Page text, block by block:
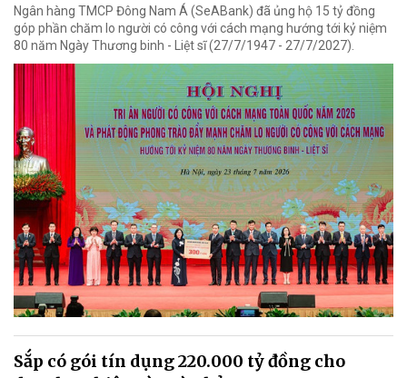
Ngân hàng TMCP Đông Nam Á (SeABank) đã ủng hộ 15 tỷ đồng
góp phần chăm lo người có công với cách mạng hướng tới kỷ niệm
80 năm Ngày Thương binh - Liệt sĩ (27/7/1947 - 27/7/2027).
Sắp có gói tín dụng 220.000 tỷ đồng cho